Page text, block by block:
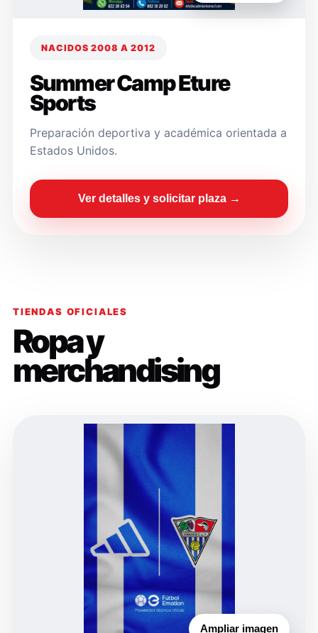
NACIDOS 2008 A 2012
Summer Camp Eture
Sports
Preparación deportiva y académica orientada a
Estados Unidos.
Ver detalles y solicitar plaza →
TIENDAS OFICIALES
Ropa y
merchandising
Ampliar imagen